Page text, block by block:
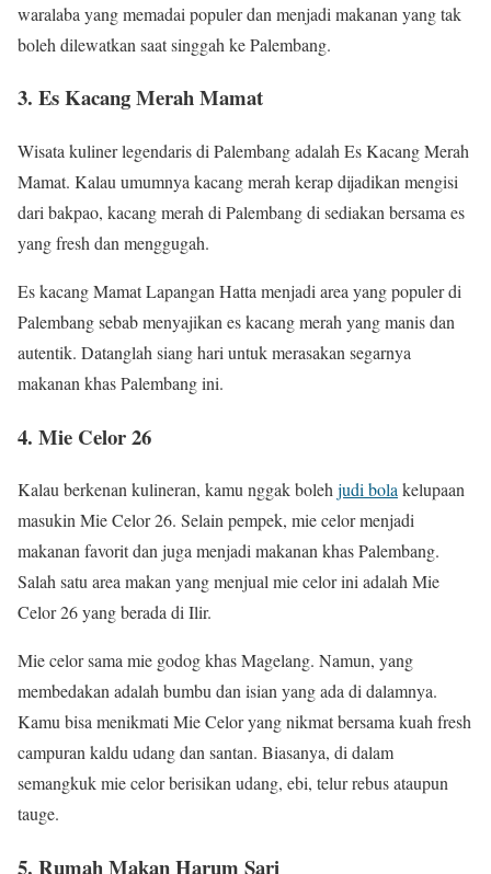
waralaba yang memadai populer dan menjadi makanan yang tak
boleh dilewatkan saat singgah ke Palembang.
3. Es Kacang Merah Mamat
Wisata kuliner legendaris di Palembang adalah Es Kacang Merah
Mamat. Kalau umumnya kacang merah kerap dijadikan mengisi
dari bakpao, kacang merah di Palembang di sediakan bersama es
yang fresh dan menggugah.
Es kacang Mamat Lapangan Hatta menjadi area yang populer di
Palembang sebab menyajikan es kacang merah yang manis dan
autentik. Datanglah siang hari untuk merasakan segarnya
makanan khas Palembang ini.
4. Mie Celor 26
Kalau berkenan kulineran, kamu nggak bolehjudi bolakelupaan
masukin Mie Celor 26. Selain pempek, mie celor menjadi
makanan favorit dan juga menjadi makanan khas Palembang.
Salah satu area makan yang menjual mie celor ini adalah Mie
Celor 26 yang berada di Ilir.
Mie celor sama mie godog khas Magelang. Namun, yang
membedakan adalah bumbu dan isian yang ada di dalamnya.
Kamu bisa menikmati Mie Celor yang nikmat bersama kuah fresh
campuran kaldu udang dan santan. Biasanya, di dalam
semangkuk mie celor berisikan udang, ebi, telur rebus ataupun
tauge.
5. Rumah Makan Harum Sari